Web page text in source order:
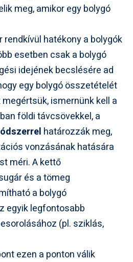
meg, amikor egy bolygó
hatékony a bolygók
esetben csak a bolygó
idejének becslésére ad
egy bolygó összetételét
ismernünk kell a
földi távcsövekkel, a
határozzák meg,
vonzásának hatására
méri. A kettő
és a tömeg
a bolygó
egyik legfontosabb
(pl. sziklás,
ezen a ponton válik